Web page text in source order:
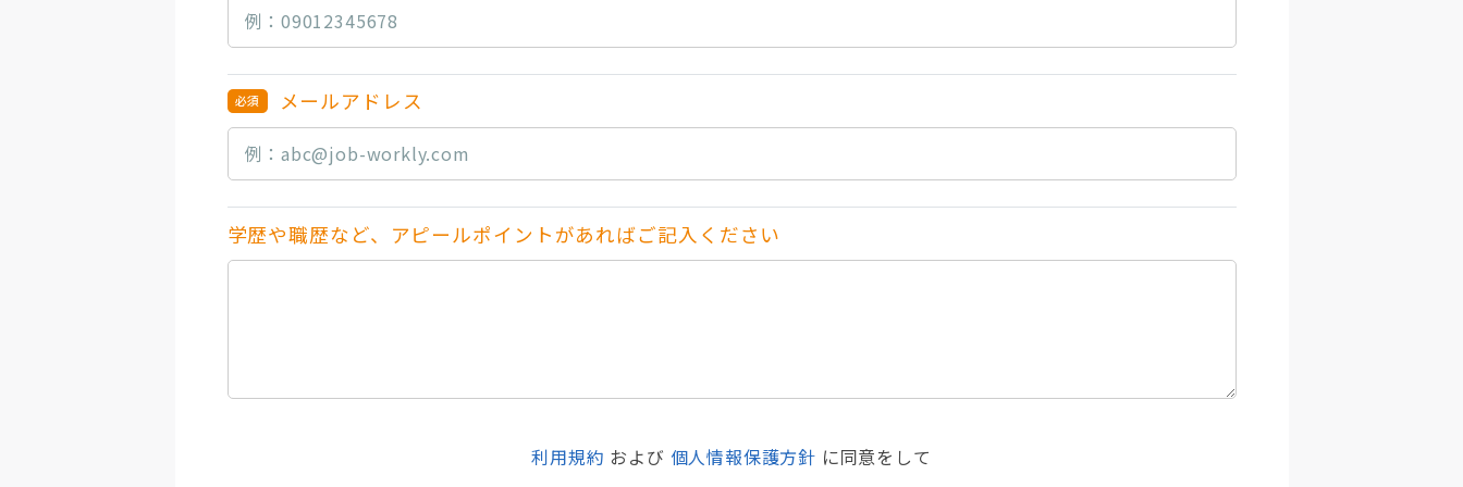
メールアドレス
学歴や職歴など、アピールポイントがあればご記入ください
利用規約 および 個人情報保護方針 に同意をして